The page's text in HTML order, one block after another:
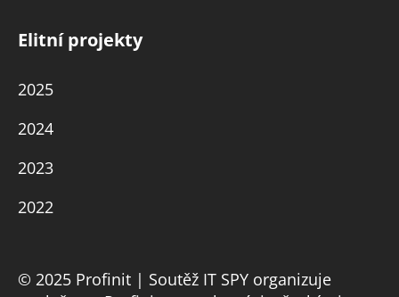
Elitní projekty
2025
2024
2023
2022
© 2025 Profinit | Soutěž IT SPY organizuje